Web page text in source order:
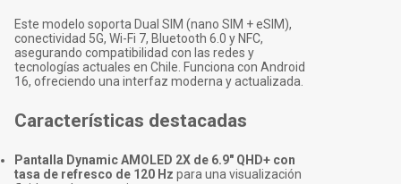
Este modelo soporta Dual SIM (nano SIM + eSIM),
conectividad 5G, Wi-Fi 7, Bluetooth 6.0 y NFC,
asegurando compatibilidad con las redes y
tecnologías actuales en Chile. Funciona con Android
16, ofreciendo una interfaz moderna y actualizada.
Características destacadas
Pantalla Dynamic AMOLED 2X de 6.9" QHD+ con
tasa de refresco de 120 Hz para una visualización